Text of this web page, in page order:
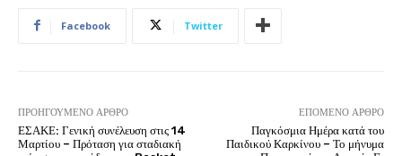
Facebook Twitter
ΠΡΟΗΓΟΎΜΕΝΟ ΆΡΘΡΟ
ΕΣΑΚΕ: Γενική συνέλευση στις 14
Μαρτίου – Πρόταση για σταδιακή
ΕΠΌΜΕΝΟ ΆΡΘΡΟ
Παγκόσμια Ημέρα κατά του
Παιδικού Καρκίνου – Το μήνυμα